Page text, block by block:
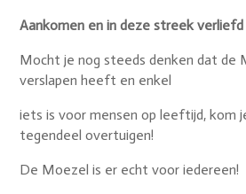
Aankomen en in deze streek
Mocht je nog steeds denken dat de
verslapen heeft en enkel
iets is voor mensen op leeftijd, kom
tegendeel overtuigen!
De Moezel is er echt voor iedereen!